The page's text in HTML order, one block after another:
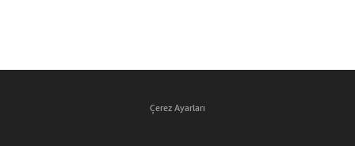
Çerez Ayarları